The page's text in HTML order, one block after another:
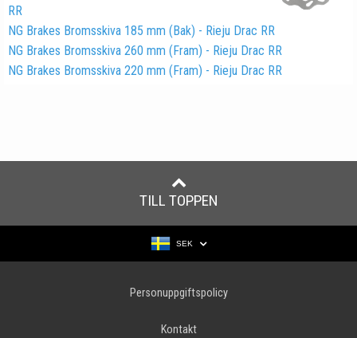
RR
NG Brakes Bromsskiva 185 mm (Bak) - Rieju Drac RR
NG Brakes Bromsskiva 260 mm (Fram) - Rieju Drac RR
NG Brakes Bromsskiva 220 mm (Fram) - Rieju Drac RR
TILL TOPPEN
SEK
Personuppgiftspolicy
Kontakt